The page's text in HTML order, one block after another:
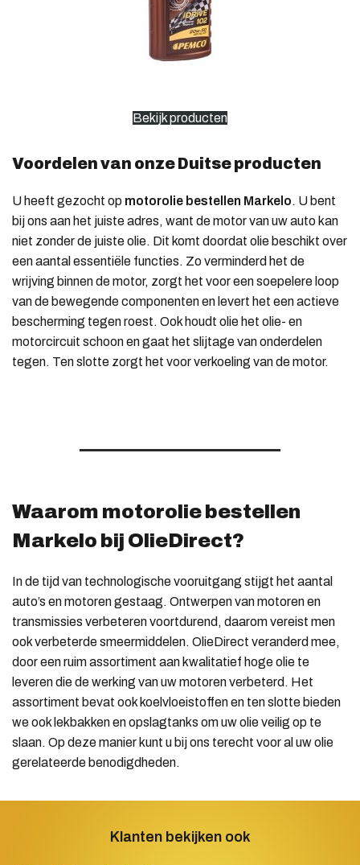
Bekijk producten
Voordelen van onze Duitse producten
U heeft gezocht op motorolie bestellen Markelo. U bent
bij ons aan het juiste adres, want de motor van uw auto kan
niet zonder de juiste olie. Dit komt doordat olie beschikt over
een aantal essentiële functies. Zo verminderd het de
wrijving binnen de motor, zorgt het voor een soepelere loop
van de bewegende componenten en levert het een actieve
bescherming tegen roest. Ook houdt olie het olie- en
motorcircuit schoon en gaat het slijtage van onderdelen
tegen. Ten slotte zorgt het voor verkoeling van de motor.
Waarom motorolie bestellen
Markelo bij OlieDirect?
In de tijd van technologische vooruitgang stijgt het aantal
auto’s en motoren gestaag. Ontwerpen van motoren en
transmissies verbeteren voortdurend, daarom vereist men
ook verbeterde smeermiddelen. OlieDirect veranderd mee,
door een ruim assortiment aan kwalitatief hoge olie te
leveren die de werking van uw motoren verbeterd. Het
assortiment bevat ook koelvloeistoffen en ten slotte bieden
we ook lekbakken en opslagtanks om uw olie veilig op te
slaan. Op deze manier kunt u bij ons terecht voor al uw olie
gerelateerde benodigdheden.
Klanten bekijken ook